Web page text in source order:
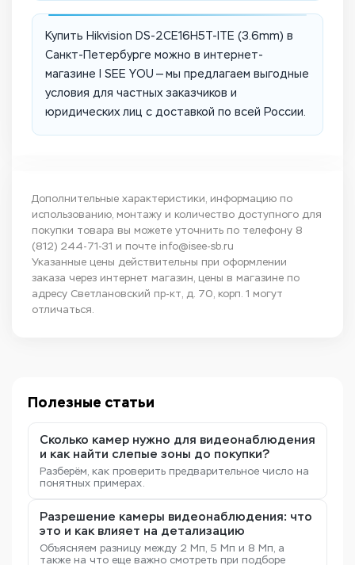
Купить Hikvision DS-2CE16H5T-ITE (3.6mm) в
Санкт-Петербурге можно в интернет-
магазине I SEE YOU — мы предлагаем выгодные
условия для частных заказчиков и
юридических лиц с доставкой по всей России.
Дополнительные характеристики, информацию по
использованию, монтажу и количество доступного для
покупки товара вы можете уточнить по телефону 8
(812) 244-71-31 и почте info@isee-sb.ru
Указанные цены действительны при оформлении
заказа через интернет магазин, цены в магазине по
адресу Светлановский пр-кт, д. 70, корп. 1 могут
отличаться.
Полезные статьи
Сколько камер нужно для видеонаблюдения
и как найти слепые зоны до покупки?
Разберём, как проверить предварительное число на
понятных примерах.
Разрешение камеры видеонаблюдения: что
это и как влияет на детализацию
Объясняем разницу между 2 Мп, 5 Мп и 8 Мп, а
также на что еще важно смотреть при подборе